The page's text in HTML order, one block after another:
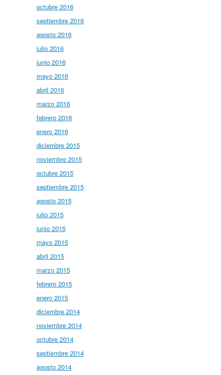
octubre 2016
septiembre 2016
agosto 2016
julio 2016
junio 2016
mayo 2016
abril 2016
marzo 2016
febrero 2016
enero 2016
diciembre 2015
noviembre 2015
octubre 2015
septiembre 2015
agosto 2015
julio 2015
junio 2015
mayo 2015
abril 2015
marzo 2015
febrero 2015
enero 2015
diciembre 2014
noviembre 2014
octubre 2014
septiembre 2014
agosto 2014